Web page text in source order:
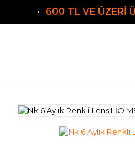
600 TL VE ÜZERİ